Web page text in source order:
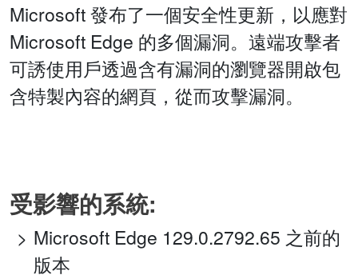
Microsoft 發布了一個安全性更新，以應對
Microsoft Edge 的多個漏洞。遠端攻擊者
可誘使用戶透過含有漏洞的瀏覽器開啟包
含特製內容的網頁，從而攻擊漏洞。
受影響的系統:
Microsoft Edge 129.0.2792.65 之前的
版本